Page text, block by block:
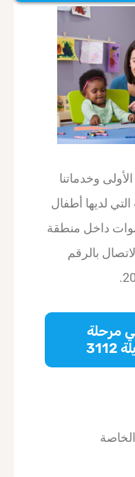
وخدماتنا
لديها أطفال
وحتى سن 6 سنوات داخل منطقة
بالرقم
مرحلة